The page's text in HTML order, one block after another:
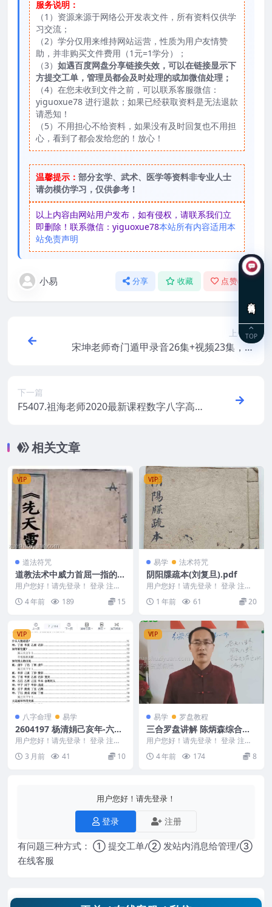
服务说明：
（1）资源来源于网络公开发表文件，所有资料仅供学
习交流；
（2）学分仅用来维持网站运营，性质为用户友情赞
助，并非购买文件费用（1元=1学分）；
（3） 如遇百度网盘分享链接失效，可以在链接显示下
方提交工单，管理员都会及时处理的或加微信处理；
（4）在您未收到文件之前，可以联系客服微信：
yiguoxue78 进行退款；如果已经获取资料是无法退款
请悉知！
（5）不用担心不给资料，如果没有及时回复也不用担
心，看到了都会发给您的！放心！
温馨提示： 部分玄学、武术、医学等资料非专业人士
请勿模仿学习，仅供参考！
以上内容由网站用户发布，如有侵权，请联系我们立
即删除！联系微信：yiguoxue78本站所有内容适用本
站免责声明
小易 分享 收藏 点赞(
上一篇
宋坤老师奇门遁甲录音26集+视频23集，百
下一篇
F5407.祖海老师2020最新课程数字八字高级
相关文章
VIP
道法符咒
道教法术中威力首屈一指的
《先天雷法》古籍
用户您好！请先登录！ 登录 注册
D22522.先天雷法 道教中有很多神
奇的法术...
4 年前 189 15
VIP
易学 法术符咒
阴阳牒疏本(刘复旦).pdf
用户您好！请先登录！ 登录 注册
阴阳牒疏本(刘复旦).pdf 2503156
-... 1 年前 61 20
VIP
八字命理 易学
2604197 杨清娟己亥年-六月
上海培训班文字版笔记.pdf 1
14页电子版Y
用户您好！请先登录！ 登录 注册
杨清娟己亥年-六月上海培训班文
字版笔记.pdf...
3 月前 41 10
VIP
易学 罗盘教程
三合罗盘讲解 陈炳森综合罗
盘+三合罗盘讲解视频35集
用户您好！请先登录！ 登录 注册
三合罗盘讲解 陈炳森综合罗盘+三
合罗盘讲解视频...
4 年前 174 8
用户您好！请先登录！
登录 注册
有问题三种方式： ① 提交工单/② 发站内消息给管理/③
在线客服
TOP